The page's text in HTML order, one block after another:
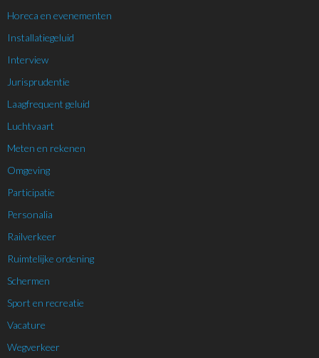
Horeca en evenementen
Installatiegeluid
Interview
Jurisprudentie
Laagfrequent geluid
Luchtvaart
Meten en rekenen
Omgeving
Participatie
Personalia
Railverkeer
Ruimtelijke ordening
Schermen
Sport en recreatie
Vacature
Wegverkeer